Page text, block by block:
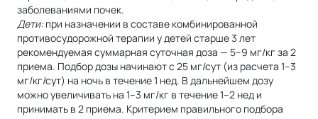
заболеваниями почек.
Дети:при назначении в составе комбинированной
противосудорожной терапии у детей старше 3 лет
рекомендуемая суммарная суточная доза — 5–9 мг/кг за 2
приема. Подбор дозы начинают с 25 мг/сут (из расчета 1–3
мг/кг/сут) на ночь в течение 1 нед. В дальнейшем дозу
можно увеличивать на 1–3 мг/кг в течение 1–2 нед и
принимать в 2 приема. Критерием правильного подбора